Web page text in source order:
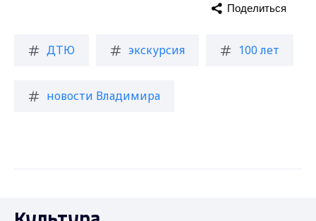
ДТЮ экскурсия 100 лет
новости Владимира
Поделиться